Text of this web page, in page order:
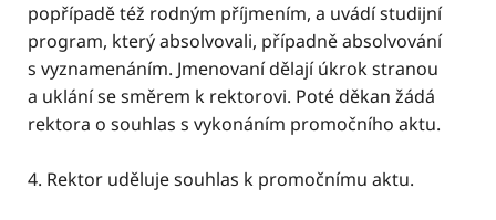
popřípadě též rodným příjmením, a uvádí studijní
program, který absolvovali, případně absolvování
s vyznamenáním. Jmenovaní dělají úkrok stranou
a uklání se směrem k rektorovi. Poté děkan žádá
rektora o souhlas s vykonáním promočního aktu.
4. Rektor uděluje souhlas k promočnímu aktu.